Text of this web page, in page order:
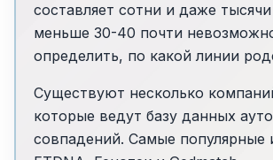
составляет сотни и даже
меньше 30-40 почти
определить, по какой линии
Существуют несколько
которые ведут базу данных
совпадений. Самые популярные